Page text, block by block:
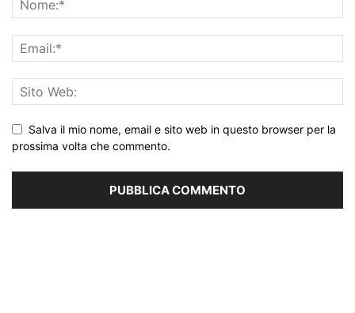
Salva il mio nome, email e sito web in questo browser per la
prossima volta che commento.